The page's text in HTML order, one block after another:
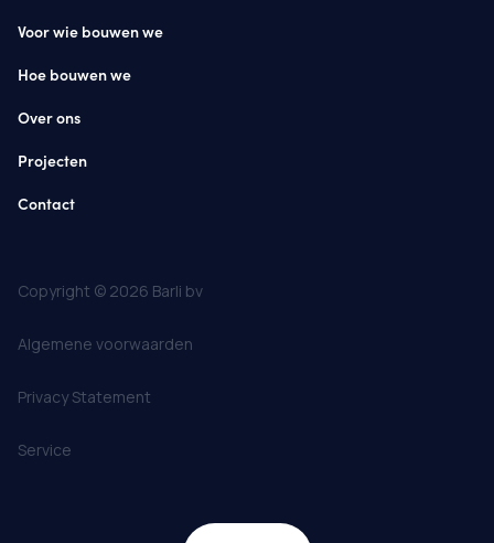
Voor wie bouwen we
Hoe bouwen we
Over ons
Projecten
Contact
Copyright © 2026 Barli bv
Algemene voorwaarden
Privacy Statement
Service